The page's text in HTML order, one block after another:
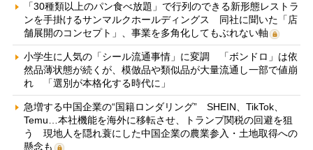
「30種類以上のパン食べ放題」で行列のできる新形態レストラ
ンを手掛けるサンマルクホールディングス 同社に聞いた「店
舗展開のコンセプト」、事業を多角化してもぶれない軸
小学生に人気の「シール流通事情」に変調 「ボンドロ」は依
然品薄状態が続くが、模倣品や類似品が大量流通し一部で値崩
れ 「選別が本格化する時代に」
急増する中国企業の“国籍ロンダリング” SHEIN、TikTok、
Temu…本社機能を海外に移転させ、トランプ関税の回避を狙
う 現地人を隠れ蓑にした中国企業の農業参入・土地取得への
懸念も